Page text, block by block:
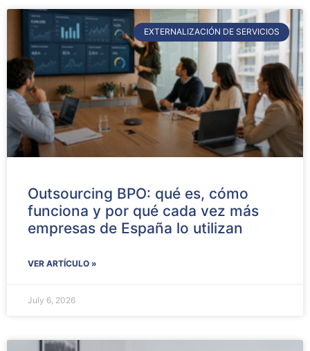
EXTERNALIZACIÓN DE SERVICIOS
Outsourcing BPO: qué es, cómo
funciona y por qué cada vez más
empresas de España lo utilizan
VER ARTÍCULO »
July 6, 2026